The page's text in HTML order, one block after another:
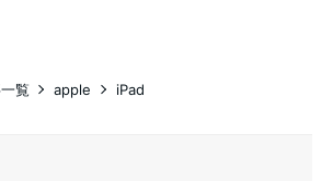
覧 apple iPad